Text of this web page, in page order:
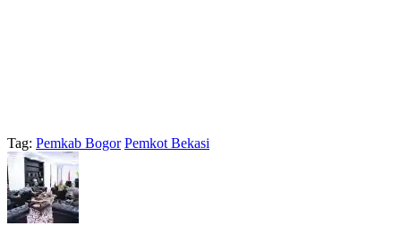
Tag: Pemkab Bogor Pemkot Bekasi